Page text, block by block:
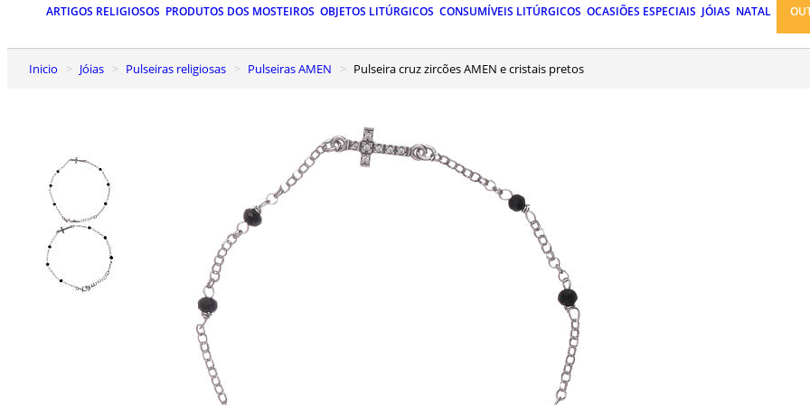
ARTIGOS RELIGIOSOS PRODUTOS DOS MOSTEIROS OBJETOS LITÚRGICOS CONSUMÍVEIS LITÚRGICOS OCASIÕES ESPECIAIS JÓIAS NATAL
Inicio Jóias Pulseiras religiosas Pulseiras AMEN Pulseira cruz zircões AMEN e cristais pretos